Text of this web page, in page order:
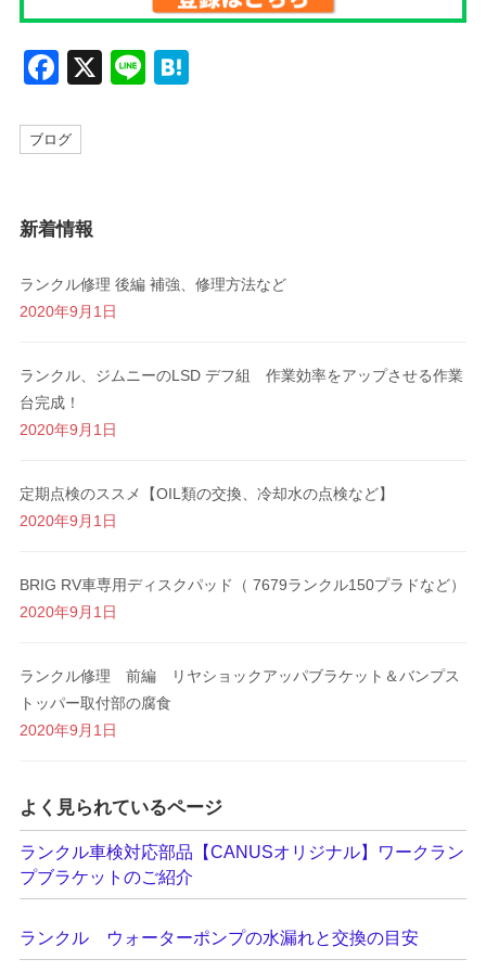
F
c
o
o
k
X
Li
ブログ
新着情報
ランクル修理 後編 補強、修理方法など
2020年9月1日
ランクル、ジムニーのLSD デフ組 作業効率をアップさせる作業
台完成！
2020年9月1日
定期点検のススメ【OIL類の交換、冷却水の点検など】
2020年9月1日
BRIG RV車専用ディスクパッド（ 7679ランクル150プラドなど）
2020年9月1日
ランクル修理 前編 リヤショックアッパブラケット＆バンプス
トッパー取付部の腐食
2020年9月1日
よく見られているページ
ランクル車検対応部品【CANUSオリジナル】ワークラン
プブラケットのご紹介
ランクル ウォーターポンプの水漏れと交換の目安